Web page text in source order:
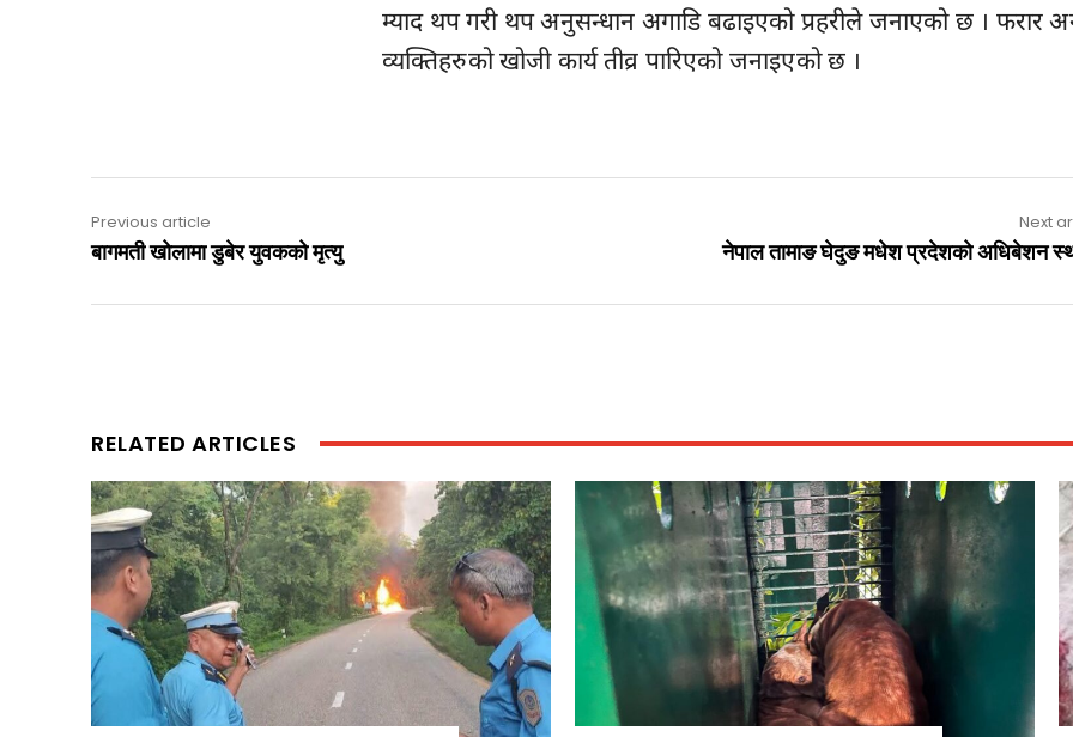
म्याद थप गरी थप अनुसन्धान अगाडि बढाइएको प्रहरीले जनाएको छ । फरार
व्यक्तिहरुको खोजी कार्य तीव्र पारिएको जनाइएको छ ।
Previous article
बागमती खोलामा डुबेर युवकको मृत्यु
Next
नेपाल तामाङ घेदुङ मधेश प्रदेशको अधिबेशन
RELATED ARTICLES